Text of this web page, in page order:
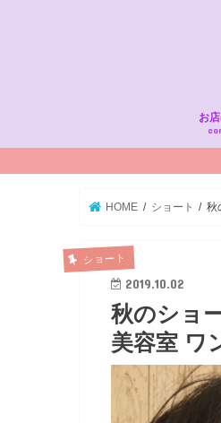
お
HOME ショート 秋
ショート
2019.10.02
秋のショ
美容室 ワ